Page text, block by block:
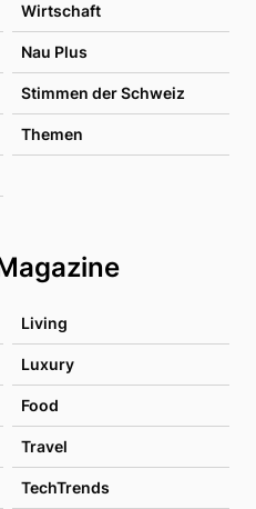
Wirtschaft
Nau Plus
Stimmen der Schweiz
Themen
Living
Luxury
Food
Travel
TechTrends